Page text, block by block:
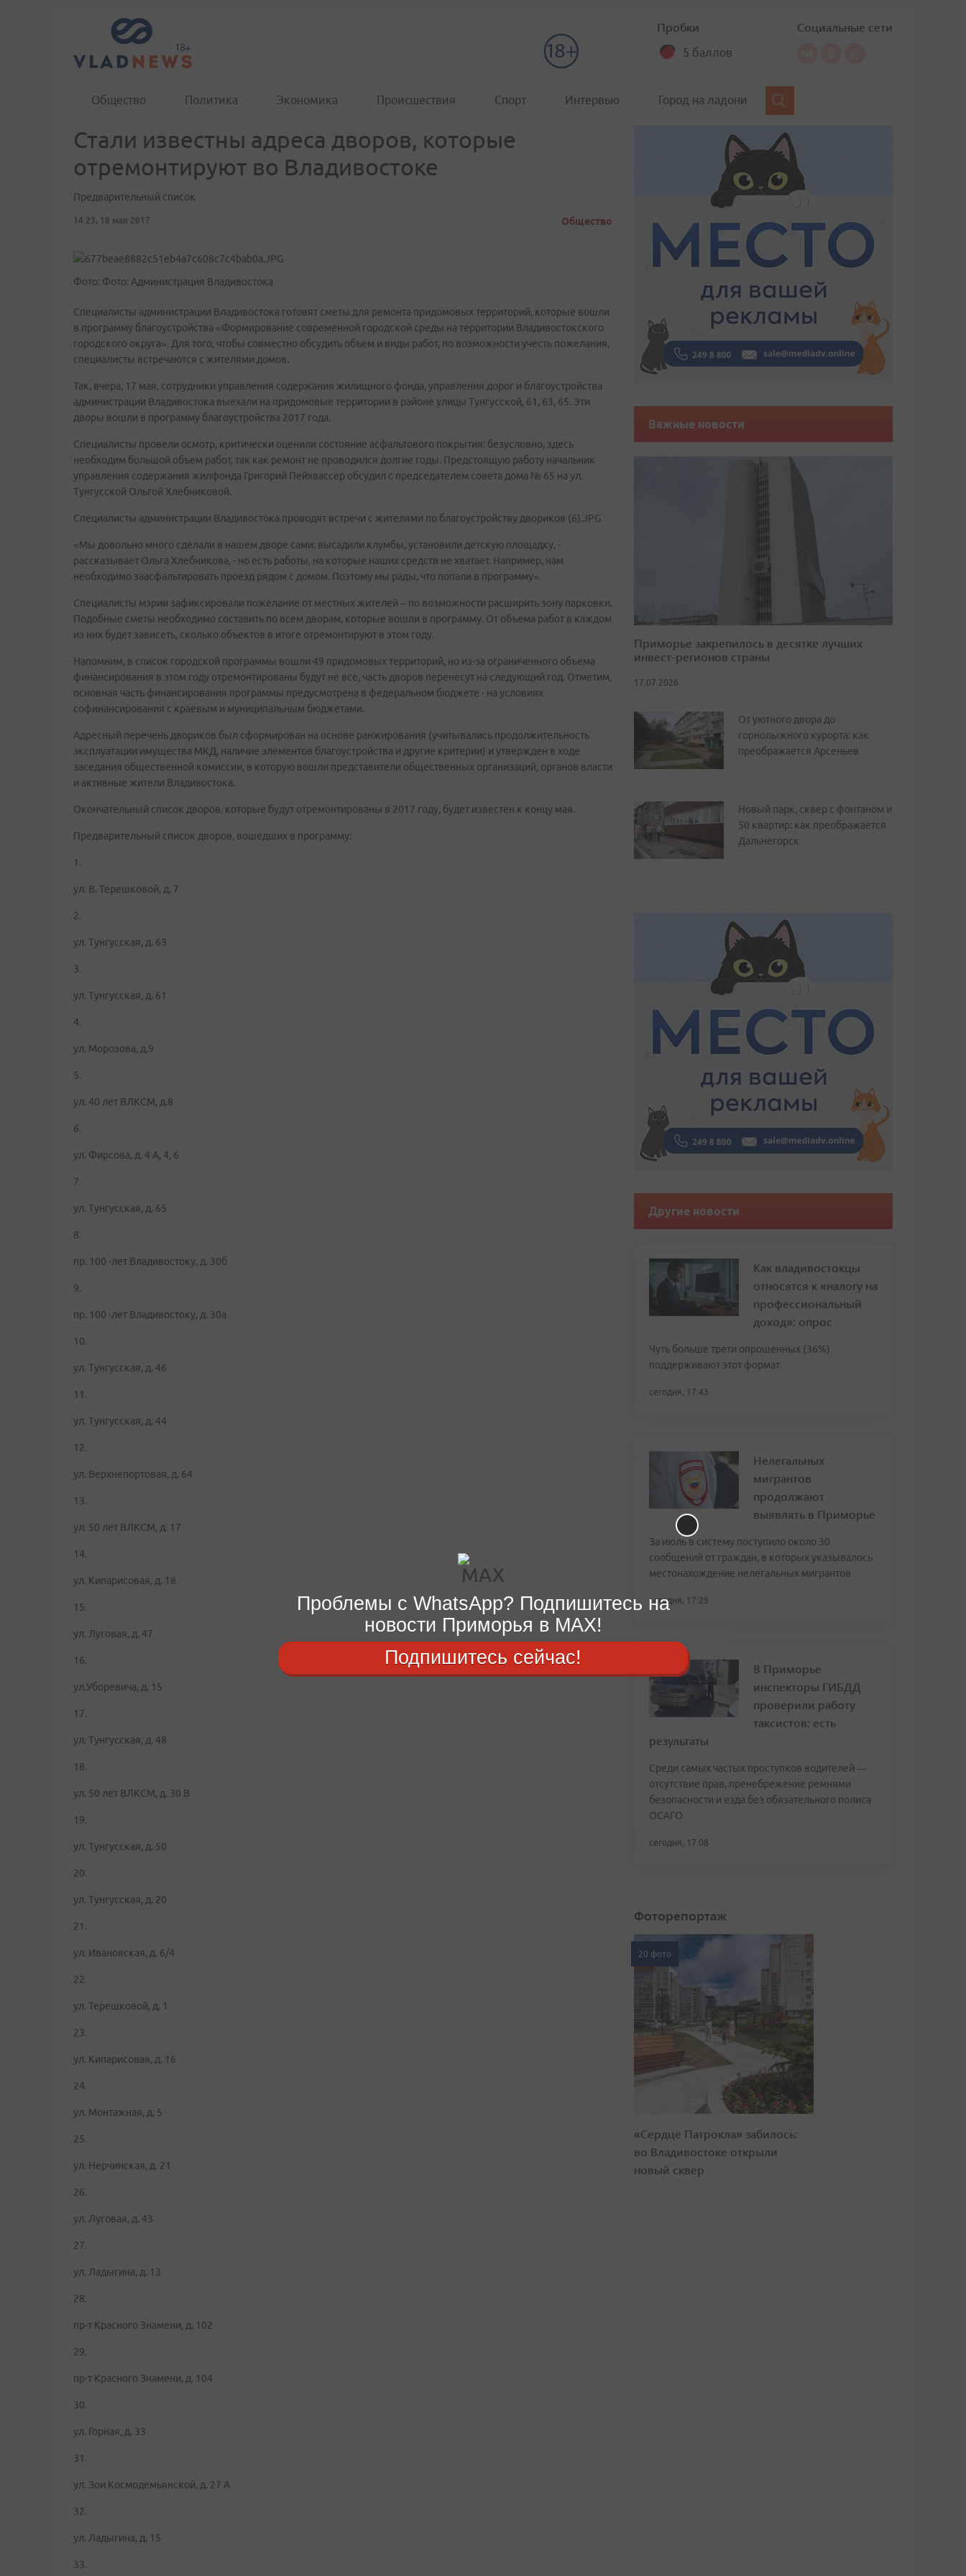
Пробки
5 баллов
Социальные сети
Общество Политика Экономика Происшествия Спорт Интервью Город на ладони
Стали известны адреса дворов, которые
отремонтируют во Владивостоке
Предварительный список
14:23, 18 мая 2017 Общество
Фото: Фото: Администрация Владивостока
Специалисты администрации Владивостока готовят сметы для ремонта придомовых территорий, которые вошли
в программу благоустройства «Формирование современной городской среды на территории Владивостокского
городского округа». Для того, чтобы совместно обсудить объем и виды работ, по возможности учесть пожелания,
специалисты встречаются с жителями домов.
Так, вчера, 17 мая, сотрудники управления содержания жилищного фонда, управления дорог и благоустройства
администрации Владивостока выехали на придомовые территории в районе улицы Тунгусской, 61, 63, 65. Эти
дворы вошли в программу благоустройства 2017 года.
Специалисты провели осмотр, критически оценили состояние асфальтового покрытия: безусловно, здесь
необходим большой объем работ, так как ремонт не проводился долгие годы. Предстоящую работу начальник
управления содержания жилфонда Григорий Пейхвассер обсудил с председателем совета дома № 65 на ул.
Тунгусской Ольгой Хлебниковой.
Специалисты администрации Владивостока проводят встречи с жителями по благоустройству двориков (6).JPG
«Мы довольно много сделали в нашем дворе сами: высадили клумбы, установили детскую площадку, -
рассказывает Ольга Хлебникова, - но есть работы, на которые наших средств не хватает. Например, нам
необходимо заасфальтировать проезд рядом с домом. Поэтому мы рады, что попали в программу».
Специалисты мэрии зафиксировали пожелание от местных жителей – по возможности расширить зону парковки.
Подобные сметы необходимо составить по всем дворам, которые вошли в программу. От объема работ в каждом
из них будет зависеть, сколько объектов в итоге отремонтируют в этом году.
Напомним, в список городской программы вошли 49 придомовых территорий, но из-за ограниченного объема
финансирования в этом году отремонтированы будут не все, часть дворов перенесут на следующий год. Отметим,
основная часть финансирования программы предусмотрена в федеральном бюджете - на условиях
софинансирования с краевым и муниципальным бюджетами.
Адресный перечень двориков был сформирован на основе ранжирования (учитывались продолжительность
эксплуатации имущества МКД, наличие элементов благоустройства и другие критерии) и утвержден в ходе
заседания общественной комиссии, в которую вошли представители общественных организаций, органов власти
и активные жители Владивостока.
Окончательный список дворов, которые будут отремонтированы в 2017 году, будет известен к концу мая.
Предварительный список дворов, вошедших в программу:
1.
ул. В. Терешковой, д. 7
2.
ул. Тунгусская, д. 63
3.
ул. Тунгусская, д. 61
4.
ул. Морозова, д.9
5.
ул. 40 лет ВЛКСМ, д.8
6.
ул. Фирсова, д. 4 А, 4, 6
7.
ул. Тунгусская, д. 65
8.
пр. 100 -лет Владивостоку, д. 30б
9.
пр. 100 -лет Владивостоку, д. 30а
10.
ул. Тунгусская, д. 46
11.
ул. Тунгусская, д. 44
12.
ул. Верхнепортовая, д. 64
13.
ул. 50 лет ВЛКСМ, д. 17
14.
ул. Кипарисовая, д. 18
15.
ул. Луговая, д. 47
16.
ул.Уборевича, д. 15
17.
ул. Тунгусская, д. 48
18.
ул. 50 лет ВЛКСМ, д. 30 В
19.
ул. Тунгусская, д. 50
20.
ул. Тунгусская, д. 20
21.
ул. Ивановская, д. 6/4
22.
ул. Терешковой, д. 1
23.
ул. Кипарисовая, д. 16
24.
ул. Монтажная, д. 5
25.
ул. Нерчинская, д. 21
26.
ул. Луговая, д. 43
27.
ул. Ладыгина, д. 13
28.
пр-т Красного Знамени, д. 102
29.
пр-т Красного Знамени, д. 104
30.
ул. Горная, д. 33
31.
ул. Зои Космодемьянской, д. 27 А
32.
ул. Ладыгина, д. 15
33.
Важные новости
Приморье закрепилось в десятке лучших
инвест-регионов страны
17.07.2026
От уютного двора до
горнолыжного курорта: как
преображается Арсеньев
Новый парк, сквер с фонтаном и
50 квартир: как преображается
Дальнегорск
Другие новости
Как владивостокцы
относятся к «налогу на
профессиональный
доход»: опрос
Чуть больше трети опрошенных (36%)
поддерживают этот формат
сегодня, 17:43
Нелегальных
мигрантов
продолжают
выявлять в Приморье
За июль в систему поступило около 30
сообщений от граждан, в которых указывалось
местонахождение нелегальных мигрантов
сегодня, 17:29
В Приморье
инспекторы ГИБДД
проверили работу
таксистов: есть
результаты
Среди самых частых проступков водителей —
отсутствие прав, пренебрежение ремнями
безопасности и езда без обязательного полиса
ОСАГО
сегодня, 17:08
Фоторепортаж
20 фото
«Сердце Патрокла» забилось:
во Владивостоке открыли
новый сквер
Проблемы с WhatsApp? Подпишитесь на
новости Приморья в MAX!
Подпишитесь сейчас!